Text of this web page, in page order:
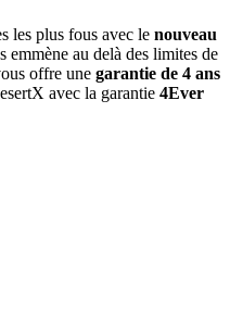
les plus fous avec le nouveau
emmène au delà des limites de
offre une garantie de 4 ans
avec la garantie 4Ever